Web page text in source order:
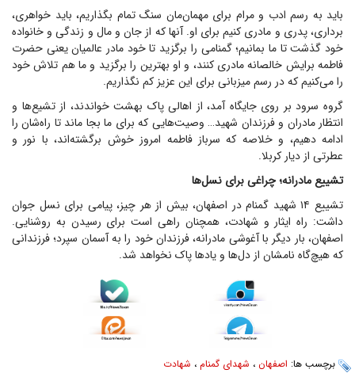
باید به رسم ادب و مرام برای مهمان‌مان سنگ تمام بگذاریم، باید خواهری،
برداری، پدری و مادری کنیم برای او. آنها که از جان و مال و زندگی و خانواده
خود گذشت تا ما بمانیم؛ گمنامی را برگزید تا خود مادر عالمیان یعنی حضرت
فاطمه برایش خالصانه مادری کنند، و او بهترین را برگزید و ما هم تلاش خود
را می‌کنیم که در رسم میزبانی برای این عزیز کم نگذاریم.
گروه سرود بر روی جایگاه آمد، از اهالی پاک بهشت خواندند، از تشیع‌ها و
انتظار مادران و فرزندان شهید… وصیت‌هایی که برای ما بجا ماند تا راه‌شان را
ادامه دهیم، و خلاصه که سرباز فاطمه امروز خوش برگشته‌اند، با نور و
عطرتی از دیار کربلا.
تشییع مادرانه؛ چراغی برای نسل‌ها
تشییع ۱۴ شهید گمنام در اصفهان، بیش از هر چیز، پیامی برای نسل جوان
داشت: راه ایثار و شهادت، همچنان راهی است برای رسیدن به روشنایی.
اصفهان، بار دیگر با آغوشی مادرانه، فرزندان خود را به آسمان سپرد؛ فرزندانی
که هیچ‌گاه نامشان از دل‌ها و یاد‌ها پاک نخواهد شد.
برچسب ها: اصفهان ، شهدای گمنام ، شهادت